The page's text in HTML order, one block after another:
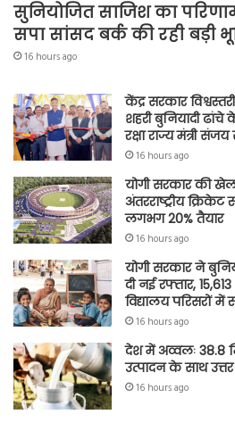
सुनियोजित साजिश का
सपा सांसद बर्क की रही बड़ी
16 hours ago
केंद्र सरकार
शहरी बुनियादी
रक्षा राज्य मंत्री
16 hours ago
योगी सरकार की खेल
अंतरराष्ट्रीय क्रिकेट
लगभग 20% तैयार
16 hours ago
योगी सरकार ने
दी नई रफ्तार,
विद्यालय परिसरों में
16 hours ago
देश में अव्वलः 38.8
उत्पादन के साथ उत्तर
16 hours ago